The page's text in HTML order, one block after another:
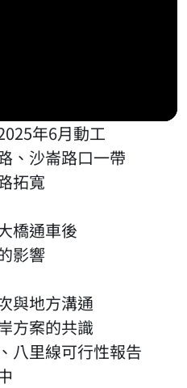
年6月動工
、沙崙路口一帶
拓寬
橋通車後
影響
與地方溝通
方案的共識
八里線可行性報告